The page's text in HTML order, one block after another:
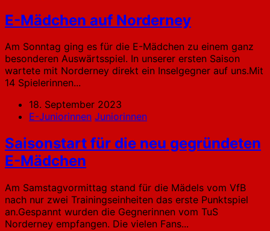
E-Mädchen auf Norderney
Am Sonntag ging es für die E-Mädchen zu einem ganz
besonderen Auswärtsspiel. In unserer ersten Saison
wartete mit Norderney direkt ein Inselgegner auf uns.Mit
14 Spielerinnen...
18. September 2023
E-Juniorinnen Juniorinnen
Saisonstart für die neu gegründeten
E-Mädchen
Am Samstagvormittag stand für die Mädels vom VfB
nach nur zwei Trainingseinheiten das erste Punktspiel
an.Gespannt wurden die Gegnerinnen vom TuS
Norderney empfangen. Die vielen Fans...